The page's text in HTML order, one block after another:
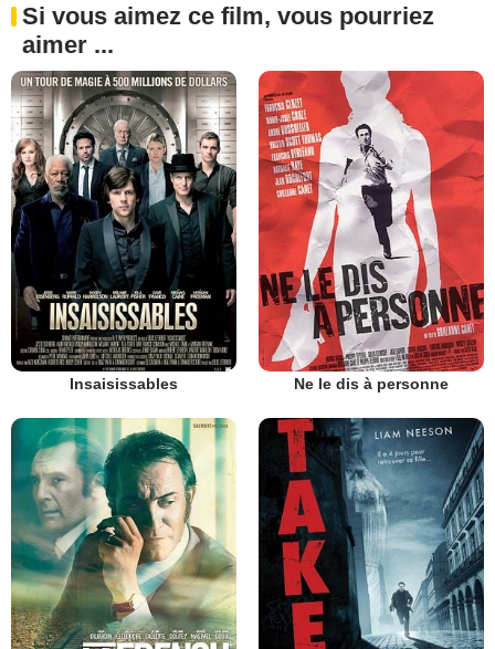
Si vous aimez ce film, vous pourriez
aimer ...
Insaisissables Ne le dis à personne